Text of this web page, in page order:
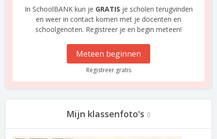
In SchoolBANK kun je GRATIS je scholen terugvinden
en weer in contact komen met je docenten en
schoolgenoten. Registreer je en begin meteen!
Meteen beginnen
Registreer gratis
Mijn klassenfoto's 0